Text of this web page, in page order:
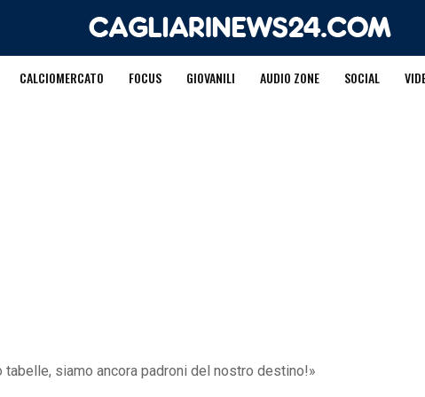
CALCIOMERCATO FOCUS GIOVANILI AUDIO ZONE SOCIAL
tabelle, siamo ancora padroni del nostro destino!»